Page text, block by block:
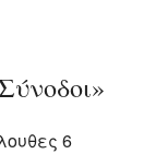
6